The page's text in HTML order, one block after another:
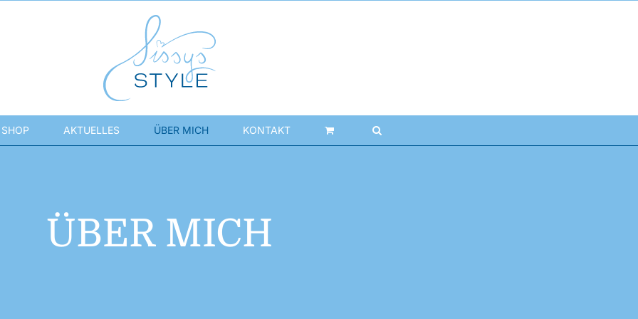
SHOP AKTUELLES ÜBER MICH KONTAKT
ÜBER MICH